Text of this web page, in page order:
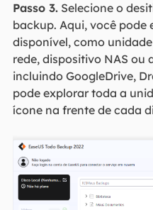
Passo 3.Selecione o
backup. Aqui, você pode
disponível, como
rede, dispositivo NAS ou
incluindo GoogleDrive,
pode explorar toda a
ícone na frente de cada